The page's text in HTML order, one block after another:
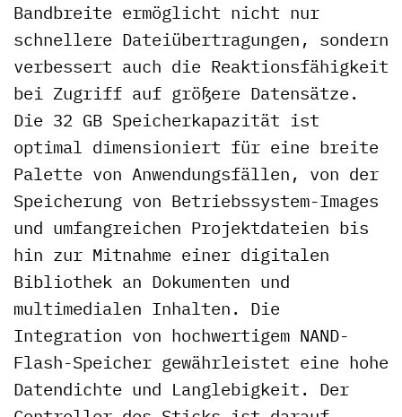
Bandbreite ermöglicht nicht nur
schnellere Dateiübertragungen, sondern
verbessert auch die Reaktionsfähigkeit
bei Zugriff auf größere Datensätze.
Die 32 GB Speicherkapazität ist
optimal dimensioniert für eine breite
Palette von Anwendungsfällen, von der
Speicherung von Betriebssystem-Images
und umfangreichen Projektdateien bis
hin zur Mitnahme einer digitalen
Bibliothek an Dokumenten und
multimedialen Inhalten. Die
Integration von hochwertigem NAND-
Flash-Speicher gewährleistet eine hohe
Datendichte und Langlebigkeit. Der